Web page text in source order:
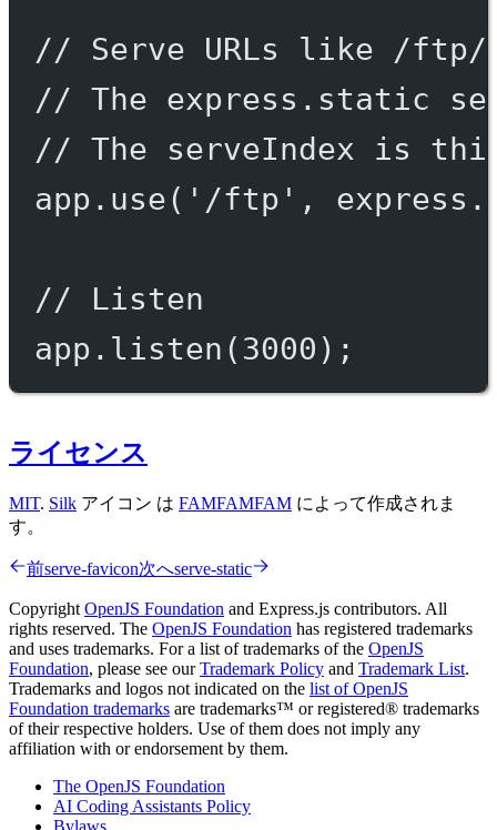
// Serve URLs like /
// The express.static
// The serveIndex is
app. use( '/ftp' , express.
// Listen
app. listen (3000 );
ライセンス
MIT. Silk アイコン は FAMFAMFAM によって作成されま
す。
前serve-favicon次へserve-static
Copyright OpenJS Foundation and Express.js contributors. All
rights reserved. The OpenJS Foundation has registered trademarks
and uses trademarks. For a list of trademarks of the OpenJS
Foundation, please see ourTrademark Policy and Trademark List.
Trademarks and logos not indicated on the list of OpenJS
Foundation trademarks are trademarks™ or registered® trademarks
of their respective holders. Use of them does not imply any
affiliation with or endorsement by them.
The OpenJS Foundation
AI Coding Assistants Policy